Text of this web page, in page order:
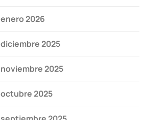
enero 2026
diciembre 2025
noviembre 2025
octubre 2025